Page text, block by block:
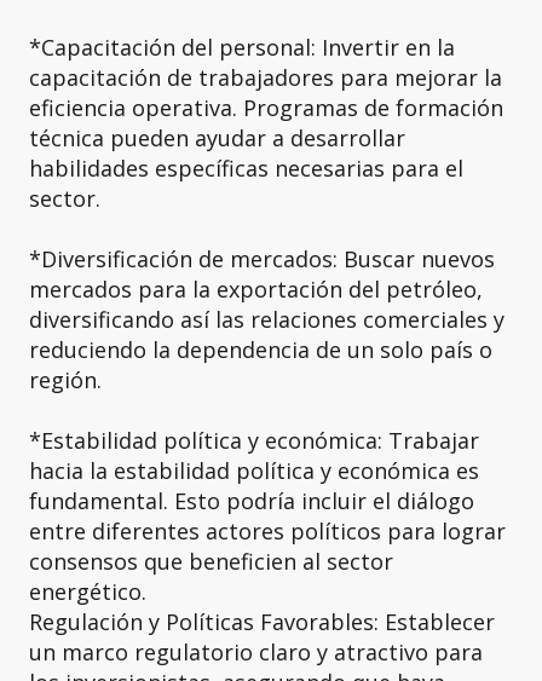
*Capacitación del personal: Invertir en la
capacitación de trabajadores para mejorar la
eficiencia operativa. Programas de formación
técnica pueden ayudar a desarrollar
habilidades específicas necesarias para el
sector.
*Diversificación de mercados: Buscar nuevos
mercados para la exportación del petróleo,
diversificando así las relaciones comerciales y
reduciendo la dependencia de un solo país o
región.
*Estabilidad política y económica: Trabajar
hacia la estabilidad política y económica es
fundamental. Esto podría incluir el diálogo
entre diferentes actores políticos para lograr
consensos que beneficien al sector
energético.
Regulación y Políticas Favorables: Establecer
un marco regulatorio claro y atractivo para